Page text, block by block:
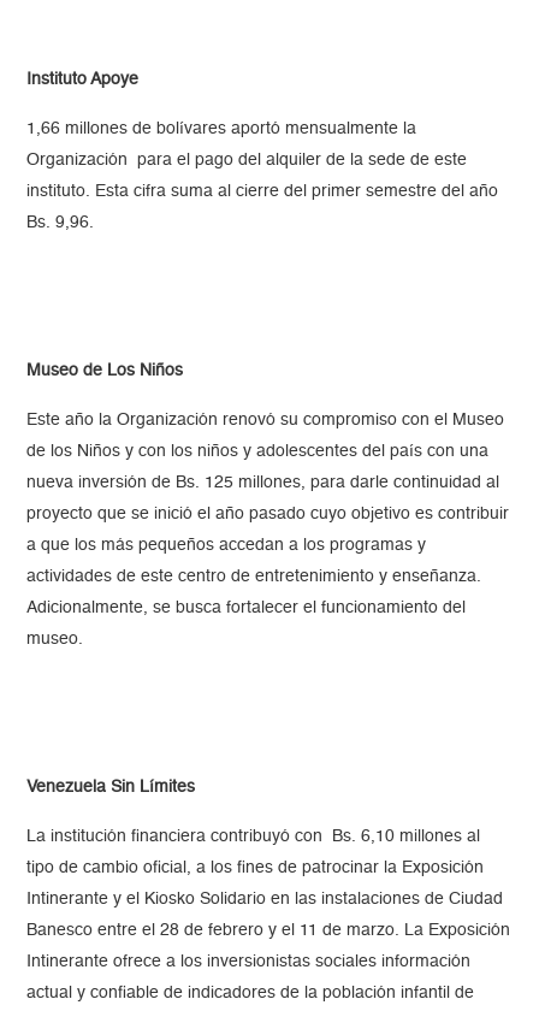
Instituto Apoye
1,66 millones de bolívares aportó mensualmente la
Organización para el pago del alquiler de la sede de este
instituto. Esta cifra suma al cierre del primer semestre del año
Bs. 9,96.
Museo de Los Niños
Este año la Organización renovó su compromiso con el Museo
de los Niños y con los niños y adolescentes del país con una
nueva inversión de Bs. 125 millones, para darle continuidad al
proyecto que se inició el año pasado cuyo objetivo es contribuir
a que los más pequeños accedan a los programas y
actividades de este centro de entretenimiento y enseñanza.
Adicionalmente, se busca fortalecer el funcionamiento del
museo.
Venezuela Sin Límites
La institución financiera contribuyó con Bs. 6,10 millones al
tipo de cambio oficial, a los fines de patrocinar la Exposición
Intinerante y el Kiosko Solidario en las instalaciones de Ciudad
Banesco entre el 28 de febrero y el 11 de marzo. La Exposición
Intinerante ofrece a los inversionistas sociales información
actual y confiable de indicadores de la población infantil de